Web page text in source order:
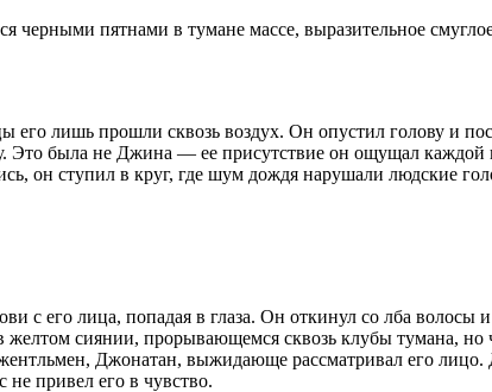
черными пятнами в тумане массе, выразительное
лишь прошли сквозь воздух. Он опустил голову и
Это была не Джина — ее присутствие он ощущал каждой
он ступил в круг, где шум дождя нарушали людские
с его лица, попадая в глаза. Он откинул со лба
желтом сиянии, прорывающемся сквозь клубы тумана, но
Джонатан, выжидающе рассматривал его лицо.
привел его в чувство.